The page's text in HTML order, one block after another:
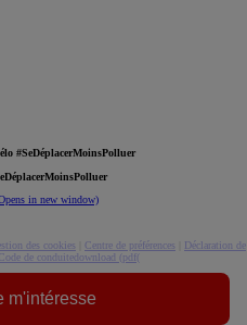
m'intéresse
#SeDéplacerMoinsPolluer
in new window)
des cookies Centre de préférences
Déclaration de
Code de conduitedownload (pdf(